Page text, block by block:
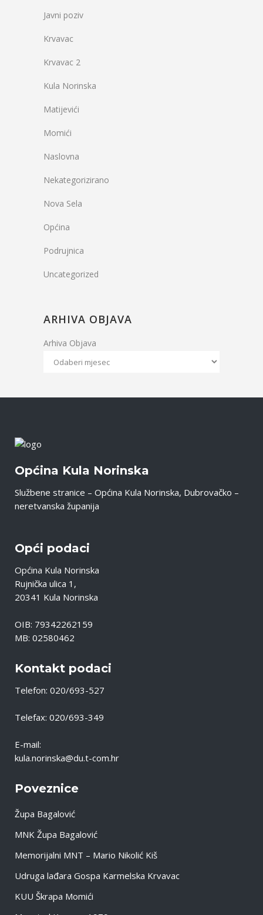
Javni poziv
Krvavac
Krvavac 2
Kula Norinska
Matijevići
Momići
Naslovna
Nekategorizirano
Nova Sela
Općina
Podrujnica
Uncategorized
ARHIVA OBJAVA
Arhiva Objava
Općina Kula Norinska
Službene stranice – Općina Kula Norinska, Dubrovačko –
neretvanska županija
Opći podaci
Općina Kula Norinska
Rujnička ulica 1,
20341 Kula Norinska
OIB: 79342262159
MB: 02580462
Kontakt podaci
Telefon: 020/693-527
Telefax: 020/693-349
E-mail:
kula.norinska@du.t-com.hr
Poveznice
Župa Bagalović
MNK Župa Bagalović
Memorijalni MNT – Mario Nikolić Kiš
Udruga lađara Gospa Karmelska Krvavac
KUU Škrapa Momići